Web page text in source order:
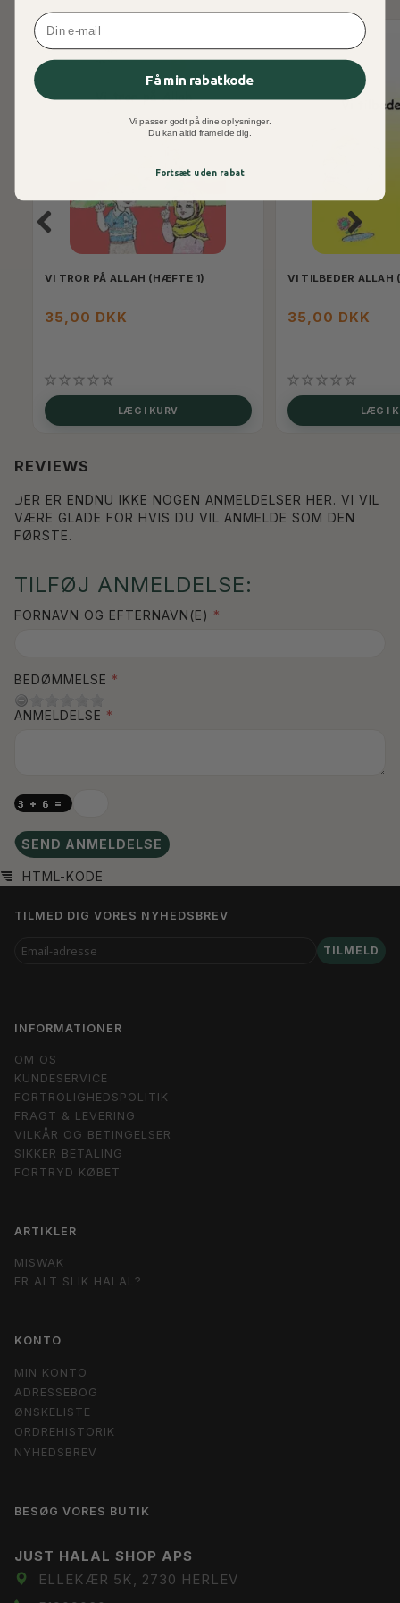
VI TROR PÅ ALLAH (HÆFTE 1)
35,00 DKK
LÆG I KURV
VI TILBEDER
35,00 DKK
LÆG I
REVIEWS
DER ER ENDNU IKKE NOGEN ANMELDELSER HER. VI VIL
VÆRE GLADE FOR HVIS DU VIL ANMELDE SOM DEN
FØRSTE.
TILFØJ ANMELDELSE:
FORNAVN OG EFTERNAVN(E)
BEDØMMELSE
ANMELDELSE
SEND ANMELDELSE
HTML-KODE
TILMED DIG VORES NYHEDSBREV
EMAIL-
ADRESSE
TILMELD
INFORMATIONER
OM OS
KUNDESERVICE
FORTROLIGHEDSPOLITIK
FRAGT & LEVERING
VILKÅR OG BETINGELSER
SIKKER BETALING
FORTRYD KØBET
ARTIKLER
MISWAK
ER ALT SLIK HALAL?
KONTO
MIN KONTO
ADRESSEBOG
ØNSKELISTE
ORDREHISTORIK
NYHEDSBREV
BESØG VORES BUTIK
JUST HALAL SHOP APS
ELLEKÆR 5K, 2730 HERLEV
Email
Få min rabatkode
Vi passer godt på dine oplysninger.
Du kan altid framelde dig.
Fortsæt uden rabat